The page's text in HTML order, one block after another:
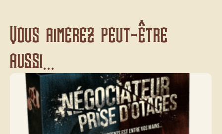
Vous aimerez peut-être
aussi...